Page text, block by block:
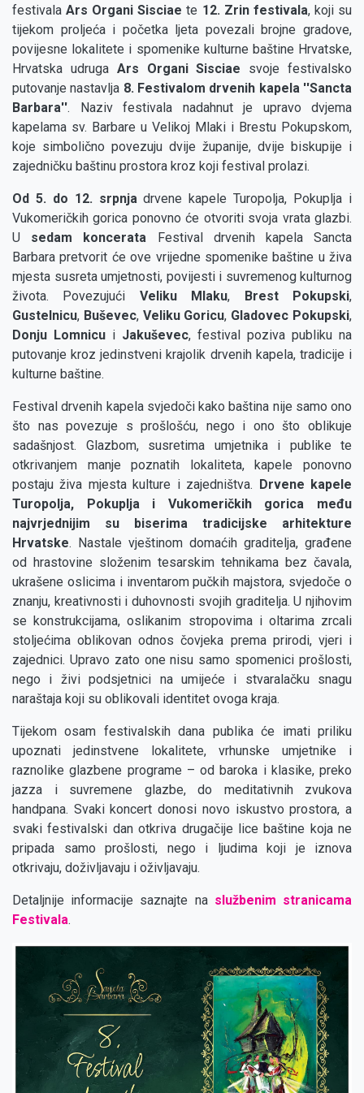
festivalaArs Organi Sisciae te 12. Zrin festivala, koji su
tijekom proljeća i početka ljeta povezali brojne gradove,
povijesne lokalitete i spomenike kulturne baštine Hrvatske,
Hrvatska udruga Ars Organi Sisciae svoje festivalsko
putovanje nastavlja 8. Festivalom drvenih kapela ''Sancta
Barbara''. Naziv festivala nadahnut je upravo dvjema
kapelama sv. Barbare u Velikoj Mlaki i Brestu Pokupskom,
koje simbolično povezuju dvije županije, dvije biskupije i
zajedničku baštinu prostora kroz koji festival prolazi.
Od 5. do 12. srpnjadrvene kapele Turopolja, Pokuplja i
Vukomeričkih gorica ponovno će otvoriti svoja vrata glazbi.
U sedam koncerata Festival drvenih kapela Sancta
Barbara pretvorit će ove vrijedne spomenike baštine u živa
mjesta susreta umjetnosti, povijesti i suvremenog kulturnog
života. Povezujući Veliku Mlaku, Brest Pokupski,
Gustelnicu, Buševec, Veliku Goricu, Gladovec Pokupski,
Donju Lomnicu i Jakuševec, festival poziva publiku na
putovanje kroz jedinstveni krajolik drvenih kapela, tradicije i
kulturne baštine.
Festival drvenih kapela svjedoči kako baština nije samo ono
što nas povezuje s prošlošću, nego i ono što oblikuje
sadašnjost. Glazbom, susretima umjetnika i publike te
otkrivanjem manje poznatih lokaliteta, kapele ponovno
postaju živa mjesta kulture i zajedništva.
Drvene kapele
Turopolja, Pokuplja i Vukomeričkih gorica među
najvrjednijim su biserima tradicijske arhitekture
Hrvatske. Nastale vještinom domaćih graditelja, građene
od hrastovine složenim tesarskim tehnikama bez čavala,
ukrašene oslicima i inventarom pučkih majstora, svjedoče o
znanju, kreativnosti i duhovnosti svojih graditelja. U njihovim
se konstrukcijama, oslikanim stropovima i oltarima zrcali
stoljećima oblikovan odnos čovjeka prema prirodi, vjeri i
zajednici. Upravo zato one nisu samo spomenici prošlosti,
nego i živi podsjetnici na umijeće i stvaralačku snagu
naraštaja koji su oblikovali identitet ovoga kraja.
Tijekom osam festivalskih dana publika će imati priliku
upoznati jedinstvene lokalitete, vrhunske umjetnike i
raznolike glazbene programe – od baroka i klasike, preko
jazza i suvremene glazbe, do meditativnih zvukova
handpana. Svaki koncert donosi novo iskustvo prostora, a
svaki festivalski dan otkriva drugačije lice baštine koja ne
pripada samo prošlosti, nego i ljudima koji je iznova
otkrivaju, doživljavaju i oživljavaju.
Detaljnije informacije saznajte na službenim stranicama
Festivala.